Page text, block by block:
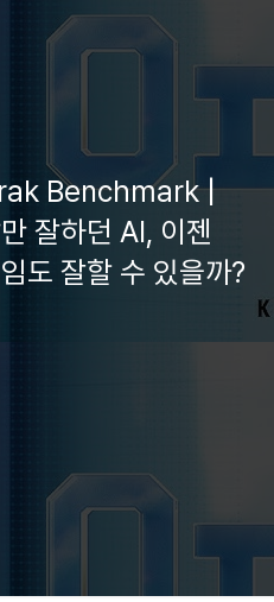
Benchmark |
잘하던 AI, 이젠
도 잘할 수 있을까?